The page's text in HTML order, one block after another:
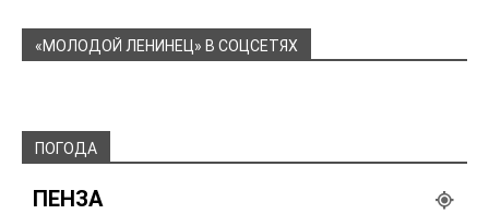
«МОЛОДОЙ ЛЕНИНЕЦ» В СОЦСЕТЯХ
ПОГОДА
ПЕНЗА